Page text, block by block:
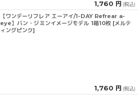
1,760 円 (税込)
【ワンデーリフレア エーアイ/1-DAY Refrear a-
eye】バン・ジミンイメージモデル 1箱10枚 [メルテ
ィングピンク]
1,760 円 (税込)